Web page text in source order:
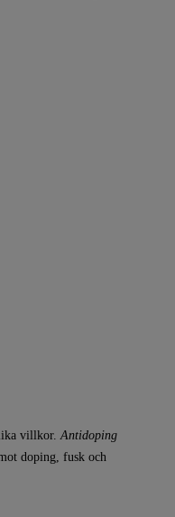
villkor. Antidoping
doping, fusk och